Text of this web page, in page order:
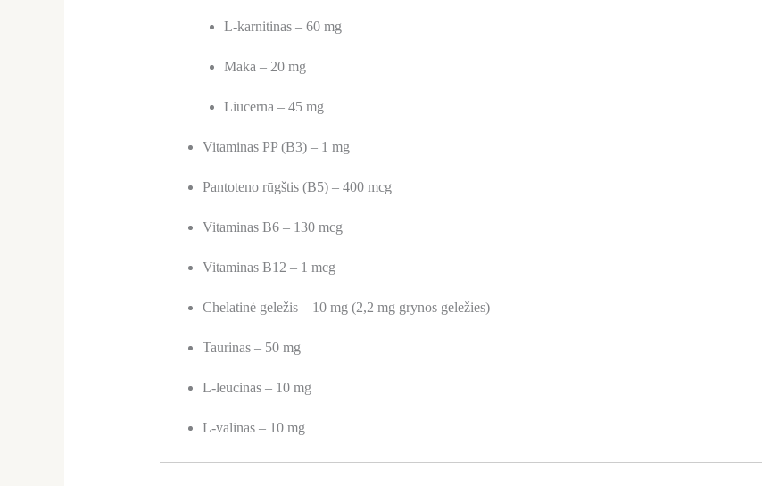
L-karnitinas – 60 mg
Maka – 20 mg
Liucerna – 45 mg
Vitaminas PP (B3) – 1 mg
Pantoteno rūgštis (B5) – 400 mcg
Vitaminas B6 – 130 mcg
Vitaminas B12 – 1 mcg
Chelatinė geležis – 10 mg (2,2 mg grynos geležies)
Taurinas – 50 mg
L-leucinas – 10 mg
L-valinas – 10 mg